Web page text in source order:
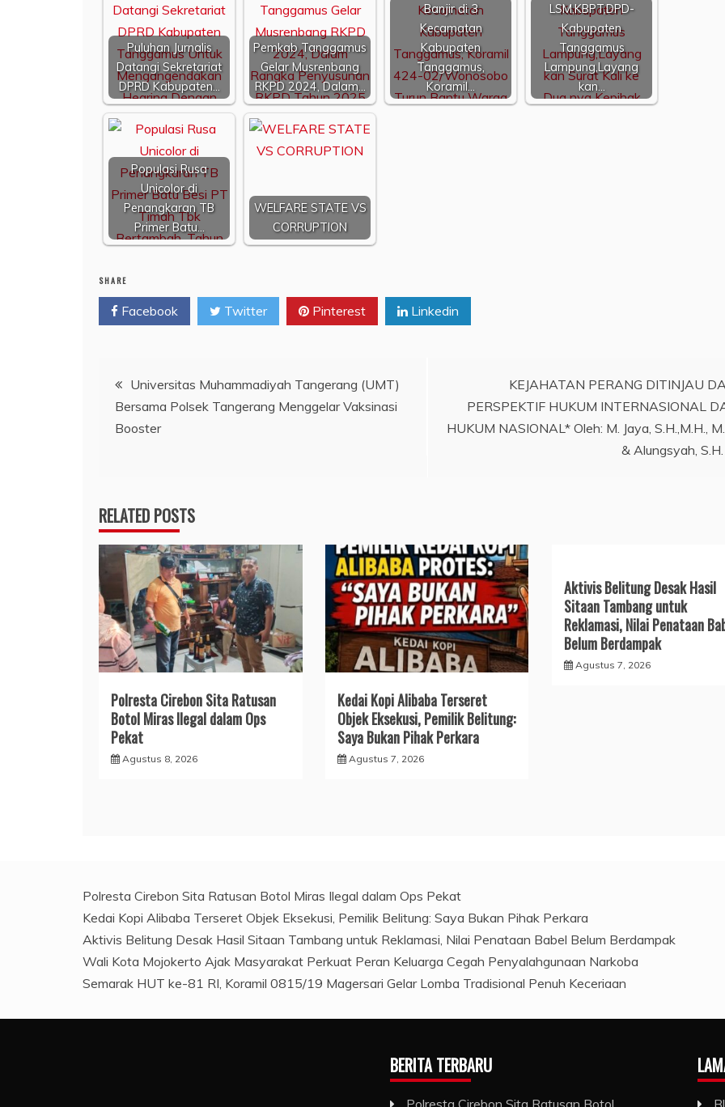
Puluhan Jurnalis
Datangi Sekretariat
DPRD Kabupaten…
Pemkab Tanggamus
Gelar Musrenbang
RKPD 2024, Dalam…
Banjir di 3
Kecamatan
Kabupaten
Tanggamus,
Koramil…
LSM,KBPT,DPD-
Kabupaten
Tanggamus
Lampung,Layang
kan…
Populasi Rusa
Unicolor di
Penangkaran TB
Primer Batu…
WELFARE STATE VS
CORRUPTION
SHARE
Facebook Twitter Pinterest Linkedin
Navigasi
pos
Universitas Muhammadiyah Tangerang (UMT)
Bersama Polsek Tangerang Menggelar Vaksinasi
Booster
KEJAHATAN PERANG DITINJAU
PERSPEKTIF HUKUM INTERNASIONAL
HUKUM NASIONAL* Oleh: M. Jaya, S.H.,M.H.,
& Alungsyah, S.H.
RELATED POSTS
Polresta Cirebon Sita Ratusan
Botol Miras Ilegal dalam Ops
Pekat
Agustus 8, 2026
Kedai Kopi Alibaba Terseret
Objek Eksekusi, Pemilik Belitung:
Saya Bukan Pihak Perkara
Agustus 7, 2026
Aktivis Belitung Desak Hasil
Sitaan Tambang untuk
Reklamasi, Nilai Penataan
Belum Berdampak
Agustus 7, 2026
Polresta Cirebon Sita Ratusan Botol Miras Ilegal dalam Ops Pekat
Kedai Kopi Alibaba Terseret Objek Eksekusi, Pemilik Belitung: Saya Bukan Pihak Perkara
Aktivis Belitung Desak Hasil Sitaan Tambang untuk Reklamasi, Nilai Penataan Babel Belum Berdampak
Wali Kota Mojokerto Ajak Masyarakat Perkuat Peran Keluarga Cegah Penyalahgunaan Narkoba
Semarak HUT ke-81 RI, Koramil 0815/19 Magersari Gelar Lomba Tradisional Penuh Keceriaan
BERITA TERBARU